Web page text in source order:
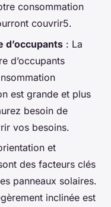
consommation
couvrir5.
d’occupants : La
d’occupants
est grande et plus
besoin de
vos besoins.
et
des facteurs clés
panneaux solaires.
inclinée est